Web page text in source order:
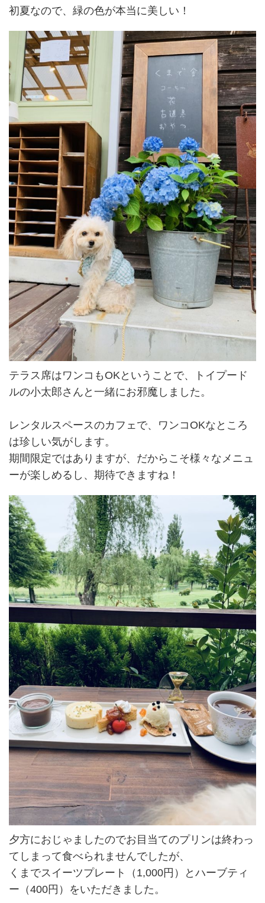
初夏なので、緑の色が本当に美しい！
テラス席はワンコもOKということで、トイプード
ルの小太郎さんと一緒にお邪魔しました。
レンタルスペースのカフェで、ワンコOKなところ
は珍しい気がします。
期間限定ではありますが、だからこそ様々なメニュ
ーが楽しめるし、期待できますね！
夕方におじゃましたのでお目当てのプリンは終わっ
てしまって食べられませんでしたが、
くまでスイーツプレート（1,000円）とハーブティ
ー（400円）をいただきました。